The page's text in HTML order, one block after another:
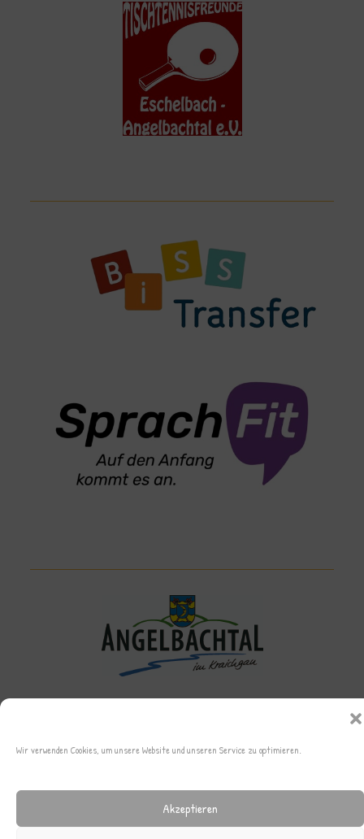
Wir verwenden Cookies, um unsere Website und unseren Service zu optimieren.
Akzeptieren
Archiv Cookie-Richtlinie (EU) Datenschutz Impressum